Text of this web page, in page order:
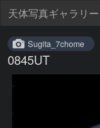
天体写真ギャラリー
Sugita_7chome
0845UT